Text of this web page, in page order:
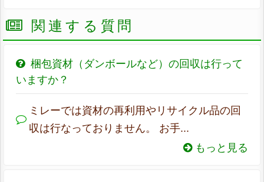
関連する質問
梱包資材（ダンボールなど）の回収は行って
いますか？
ミレーでは資材の再利用やリサイクル品の回
収は行なっておりません。 お手...
もっと見る